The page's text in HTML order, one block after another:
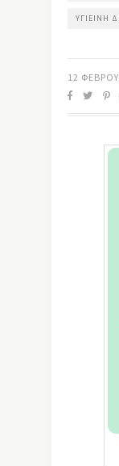
ΥΓΙΕΙΝΉ
12